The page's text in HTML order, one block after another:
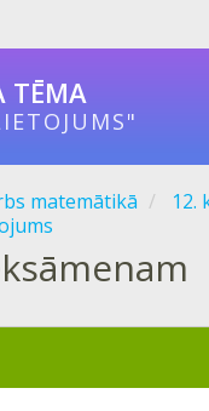
TĒMA
matemātikā 12.